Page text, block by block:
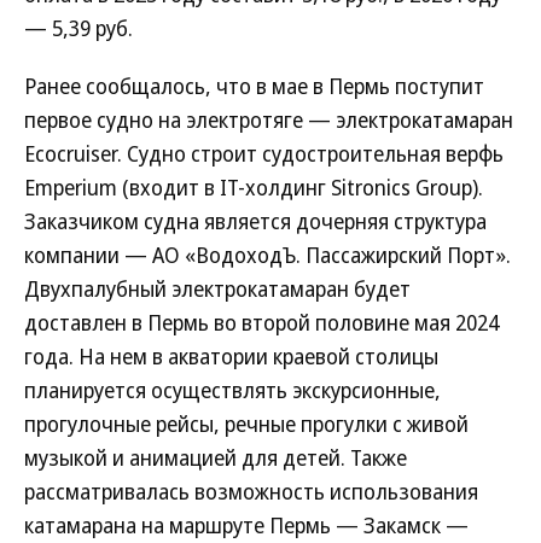
— 5,39 руб.
Ранее сообщалось, что в мае в Пермь поступит
первое судно на электротяге — электрокатамаран
Ecocruiser. Судно строит судостроительная верфь
Emperium (входит в IT-холдинг Sitronics Group).
Заказчиком судна является дочерняя структура
компании — АО «ВодоходЪ. Пассажирский Порт».
Двухпалубный электрокатамаран будет
доставлен в Пермь во второй половине мая 2024
года. На нем в акватории краевой столицы
планируется осуществлять экскурсионные,
прогулочные рейсы, речные прогулки с живой
музыкой и анимацией для детей. Также
рассматривалась возможность использования
катамарана на маршруте Пермь — Закамск —